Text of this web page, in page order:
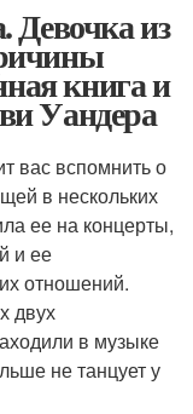
Девочка из
книга и
Уандера
вас вспомнить о
в нескольких
ее на концерты,
и ее
отношений.
двух
в музыке
не танцует у